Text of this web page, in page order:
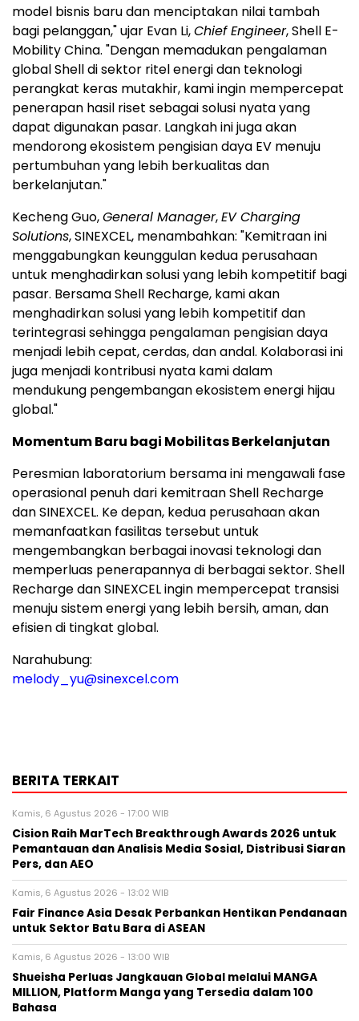
model bisnis baru dan menciptakan nilai tambah
bagi pelanggan," ujar Evan Li,Chief Engineer, Shell E-
Mobility China. "Dengan memadukan pengalaman
global Shell di sektor ritel energi dan teknologi
perangkat keras mutakhir, kami ingin mempercepat
penerapan hasil riset sebagai solusi nyata yang
dapat digunakan pasar. Langkah ini juga akan
mendorong ekosistem pengisian daya EV menuju
pertumbuhan yang lebih berkualitas dan
berkelanjutan."
Kecheng Guo,General Manager,EV Charging
Solutions, SINEXCEL, menambahkan: "Kemitraan ini
menggabungkan keunggulan kedua perusahaan
untuk menghadirkan solusi yang lebih kompetitif bagi
pasar. Bersama Shell Recharge, kami akan
menghadirkan solusi yang lebih kompetitif dan
terintegrasi sehingga pengalaman pengisian daya
menjadi lebih cepat, cerdas, dan andal. Kolaborasi ini
juga menjadi kontribusi nyata kami dalam
mendukung pengembangan ekosistem energi hijau
global."
Momentum Baru bagi Mobilitas Berkelanjutan
Peresmian laboratorium bersama ini mengawali fase
operasional penuh dari kemitraan Shell Recharge
dan SINEXCEL. Ke depan, kedua perusahaan akan
memanfaatkan fasilitas tersebut untuk
mengembangkan berbagai inovasi teknologi dan
memperluas penerapannya di berbagai sektor. Shell
Recharge dan SINEXCEL ingin mempercepat transisi
menuju sistem energi yang lebih bersih, aman, dan
efisien di tingkat global.
Narahubung:
melody_yu@sinexcel.com
BERITA TERKAIT
Kamis, 6 Agustus 2026 - 17:00 WIB
Cision Raih MarTech Breakthrough Awards 2026 untuk
Pemantauan dan Analisis Media Sosial, Distribusi Siaran
Pers, dan AEO
Kamis, 6 Agustus 2026 - 13:02 WIB
Fair Finance Asia Desak Perbankan Hentikan Pendanaan
untuk Sektor Batu Bara di ASEAN
Kamis, 6 Agustus 2026 - 13:00 WIB
Shueisha Perluas Jangkauan Global melalui MANGA
MILLION, Platform Manga yang Tersedia dalam 100
Bahasa